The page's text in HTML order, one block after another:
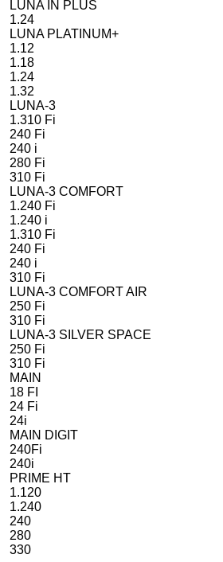
LUNA IN PLUS
1.24
LUNA PLATINUM+
1.12
1.18
1.24
1.32
LUNA-3
1.310 Fi
240 Fi
240 i
280 Fi
310 Fi
LUNA-3 COMFORT
1.240 Fi
1.240 i
1.310 Fi
240 Fi
240 i
310 Fi
LUNA-3 COMFORT AIR
250 Fi
310 Fi
LUNA-3 SILVER SPACE
250 Fi
310 Fi
MAIN
18 FI
24 Fi
24i
MAIN DIGIT
240Fi
240i
PRIME HT
1.120
1.240
240
280
330